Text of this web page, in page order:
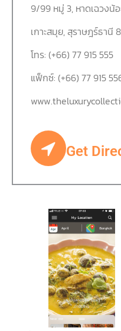
9/99 หมู่ 3, หาดเฉวงน้
เกาะสมุย, สุราษฎร์ธานี
โทร: (+66) 77 915 555
แฟ็กซ์: (+66) 77 915
Get